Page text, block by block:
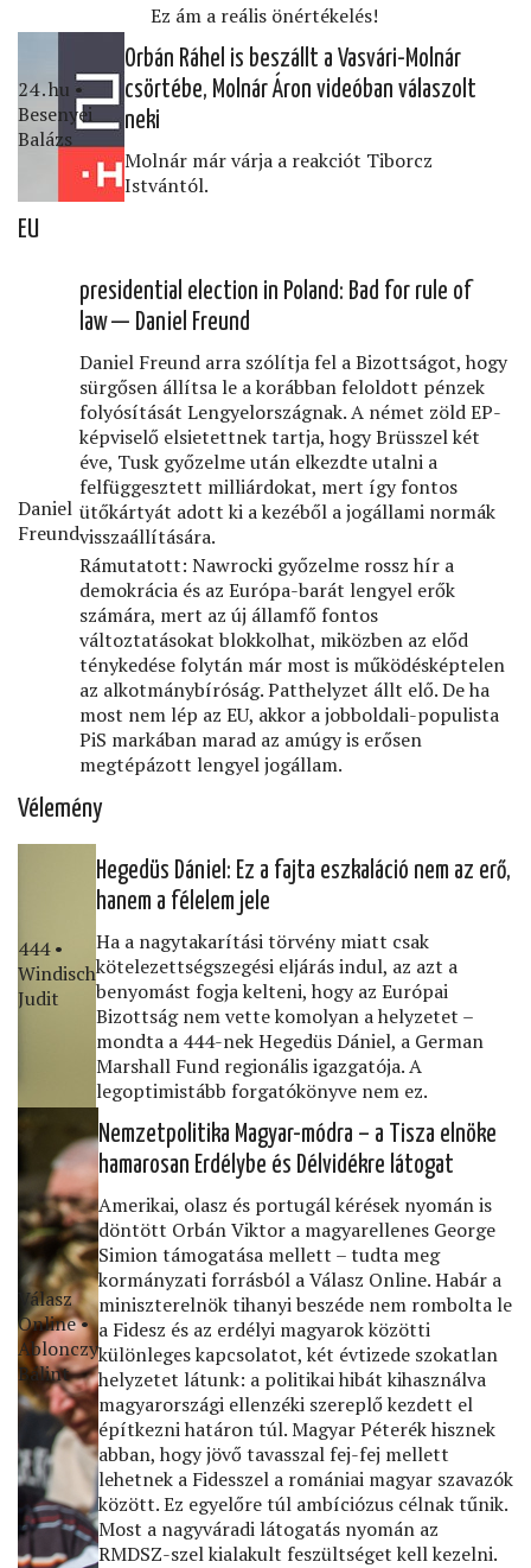
Ez ám a reális önértékelés!
24․hu •
Besenyei
Balázs
Orbán Ráhel is beszállt a Vasvári-Molnár
csörtébe, Molnár Áron videóban válaszolt
neki
Molnár már várja a reakciót Tiborcz
Istvántól.
EU
Daniel
Freund
presidential election in Poland: Bad for rule of
law — Daniel Freund
Daniel Freund arra szólítja fel a Bizottságot, hogy
sürgősen állítsa le a korábban feloldott pénzek
folyósítását Lengyelországnak. A német zöld EP-
képviselő elsietettnek tartja, hogy Brüsszel két
éve, Tusk győzelme után elkezdte utalni a
felfüggesztett milliárdokat, mert így fontos
ütőkártyát adott ki a kezéből a jogállami normák
visszaállítására.
Rámutatott: Nawrocki győzelme rossz hír a
demokrácia és az Európa-barát lengyel erők
számára, mert az új államfő fontos
változtatásokat blokkolhat, miközben az előd
ténykedése folytán már most is működésképtelen
az alkotmánybíróság. Patthelyzet állt elő. De ha
most nem lép az EU, akkor a jobboldali-populista
PiS markában marad az amúgy is erősen
megtépázott lengyel jogállam.
Vélemény
444 •
Windisch
Judit
Hegedüs Dániel: Ez a fajta eszkaláció nem az erő,
hanem a félelem jele
Ha a nagytakarítási törvény miatt csak
kötelezettségszegési eljárás indul, az azt a
benyomást fogja kelteni, hogy az Európai
Bizottság nem vette komolyan a helyzetet –
mondta a 444-nek Hegedüs Dániel, a German
Marshall Fund regionális igazgatója. A
legoptimistább forgatókönyve nem ez.
Válasz
Online •
Ablonczy
Bálint
Nemzetpolitika Magyar-módra – a Tisza elnöke
hamarosan Erdélybe és Délvidékre látogat
Amerikai, olasz és portugál kérések nyomán is
döntött Orbán Viktor a magyarellenes George
Simion támogatása mellett – tudta meg
kormányzati forrásból a Válasz Online. Habár a
miniszterelnök tihanyi beszéde nem rombolta le
a Fidesz és az erdélyi magyarok közötti
különleges kapcsolatot, két évtizede szokatlan
helyzetet látunk: a politikai hibát kihasználva
magyarországi ellenzéki szereplő kezdett el
építkezni határon túl. Magyar Péterék hisznek
abban, hogy jövő tavasszal fej-fej mellett
lehetnek a Fidesszel a romániai magyar szavazók
között. Ez egyelőre túl ambíciózus célnak tűnik.
Most a nagyváradi látogatás nyomán az
RMDSZ-szel kialakult feszültséget kell kezelni.